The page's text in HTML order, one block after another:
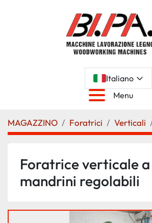
Italiano
Menu
MAGAZZINO Foratrici Verticali
Foratrice verticale a
mandrini regolabili